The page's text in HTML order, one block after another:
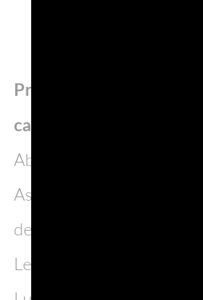
Promozione in Giappone
cantine partecipanti:
Abbazia, Alberto Nani,
Astoria, Bosco del
de Mar, Il Colle, La
Le Colture, Le Contesse,